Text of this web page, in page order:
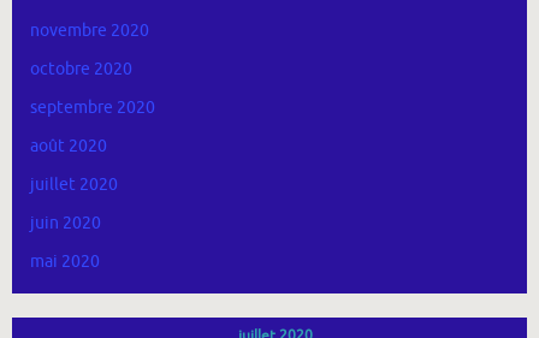
novembre 2020
octobre 2020
septembre 2020
août 2020
juillet 2020
juin 2020
mai 2020